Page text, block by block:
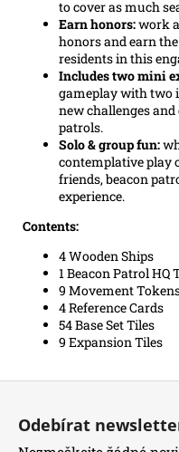
to cover as much
Earn honors:work
honors and earn
residents in this
Includes two mini
gameplay with two
new challenges
patrols.
Solo & group fun:
contemplative play
friends, beacon
experience.
Contents:
4 Wooden Ships
1 Beacon Patrol HQ
9 Movement
4 Reference Cards
54 Base Set Tiles
9 Expansion Tiles
Z
Odebírat